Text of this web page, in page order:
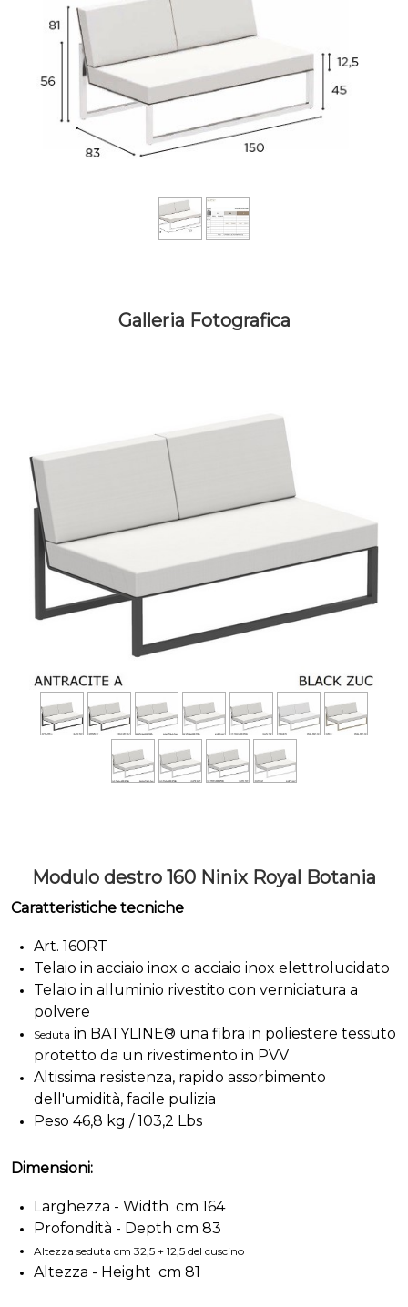
Galleria Fotografica
Modulo destro 160 Ninix Royal Botania
Caratteristiche tecniche
Art. 160RT
Telaio in acciaio inox o acciaio inox elettrolucidato
Telaio in alluminio rivestito con verniciatura a
polvere
Seduta in BATYLINE® una fibra in poliestere tessuto
protetto da un rivestimento in PVV
Altissima resistenza, rapido assorbimento
dell'umidità, facile pulizia
Peso 46,8 kg / 103,2 Lbs
Dimensioni:
Larghezza - Width cm 164
Profondità - Depth cm 83
Altezza seduta cm 32,5 + 12,5 del cuscino
Altezza - Height cm 81